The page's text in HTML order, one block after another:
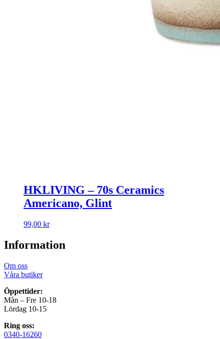
HKLIVING – 70s Ceramics
Americano, Glint
99,00 kr
Information
Om oss
Våra butiker
Öppettider:
Mån – Fre 10-18
Lördag 10-15
Ring oss:
0340-16260